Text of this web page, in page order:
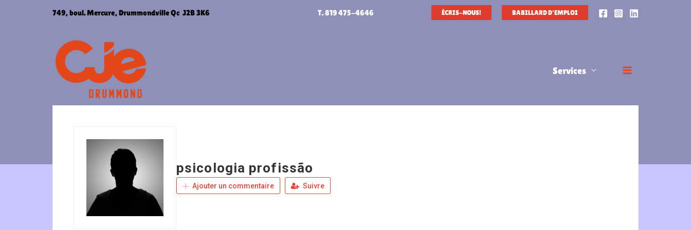
749, boul. Mercure, Drummondville Qc J2B 3K6 T. 819 475-4646 ÉCRIS-NOUS! BABILLARD D'EMPLOI
Services
psicologia profissão
Ajouter un commentaire Suivre